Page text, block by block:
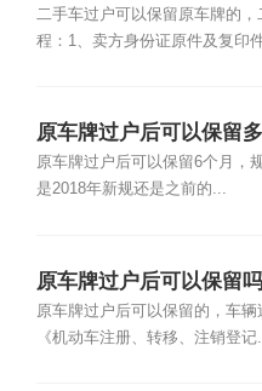
二手车过户可以保留原车牌的
程：1、卖方身份证原件及复印件
原车牌过户后可以保留
原车牌过户后可以保留6个月，
是2018年新规还是之前的...
原车牌过户后可以保留
原车牌过户后可以保留的，车辆
《机动车注册、转移、注销登记